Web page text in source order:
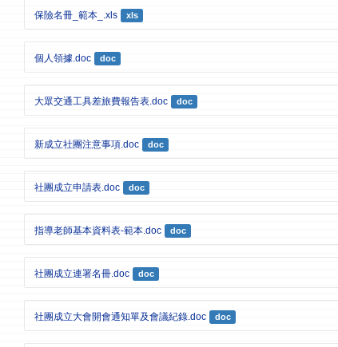
保險名冊_範本_.xls xls
個人領據.doc doc
大眾交通工具差旅費報告表.doc doc
新成立社團注意事項.doc doc
社團成立申請表.doc doc
指導老師基本資料表-範本.doc doc
社團成立連署名冊.doc doc
社團成立大會開會通知單及會議紀錄.doc doc